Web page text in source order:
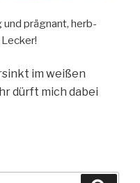
prägnant, herb-
im weißen
dürft mich dabei